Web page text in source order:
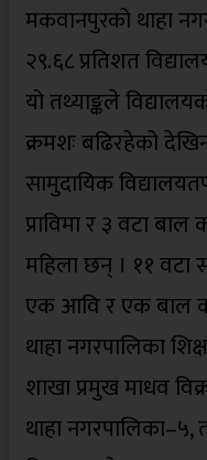
मकवानपुरको थाहा
२९.६८ प्रतिशत
यो तथ्याङ्कले
क्रमशः बढिरहेको
सामुदायिक
प्राविमा र ३ वटा बाल
महिला छन् । ११ वटा
एक आवि र एक बाल
थाहा नगरपालिका
शाखा प्रमुख माधव
थाहा नगरपालिका–५,